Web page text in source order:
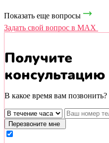
Показать еще вопросы
Задать свой вопрос в MAX
Получите
консультацию
В какое время вам позвонить?
Перезвоните мне